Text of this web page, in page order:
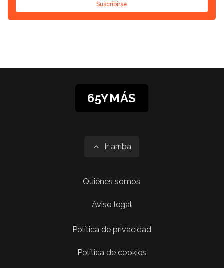
Suscribirse
65YMÁS
Ir arriba
Quiénes somos
Aviso legal
Política de privacidad
Política de cookies